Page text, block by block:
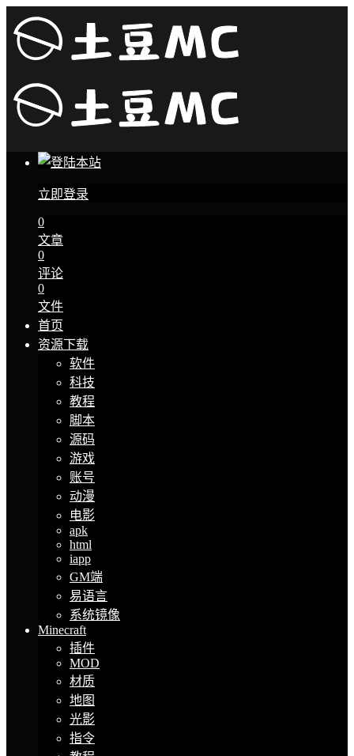
立即登录
0
文章
0
评论
0
文件
首页
资源下载
软件
科技
教程
脚本
源码
游戏
账号
动漫
电影
apk
html
iapp
GM端
易语言
系统镜像
Minecraft
插件
MOD
材质
地图
光影
指令